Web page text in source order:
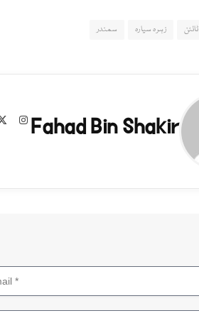
ٹائٹن زہرہ سیارہ سمندر
Fahad Bin Shakir